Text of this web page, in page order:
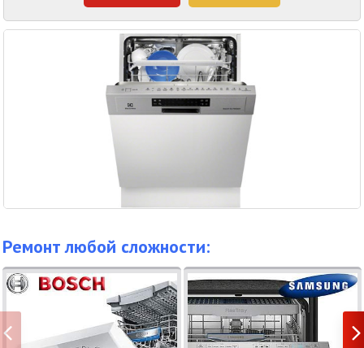
Ремонт любой сложности: